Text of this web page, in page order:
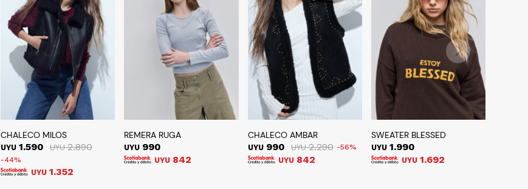
CHALECO MILOS
UYU 1.590 UYU 2.890
44
UYU 1.352
REMERA RUGA
UYU 990
UYU 842
CHALECO AMBAR
UYU 990 UYU 2.290 56
UYU 842
SWEATER BLESSED
UYU 1.990
UYU 1.692